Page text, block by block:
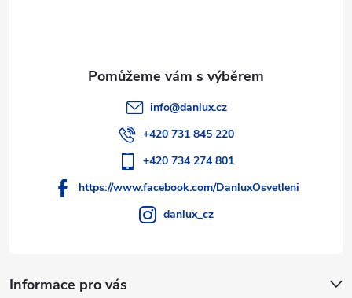
Informace pro vás
info@danlux.cz
+420 731 845 220
+420 734 274 801
https://www.facebook.com/DanluxOsvetleni
danlux_cz